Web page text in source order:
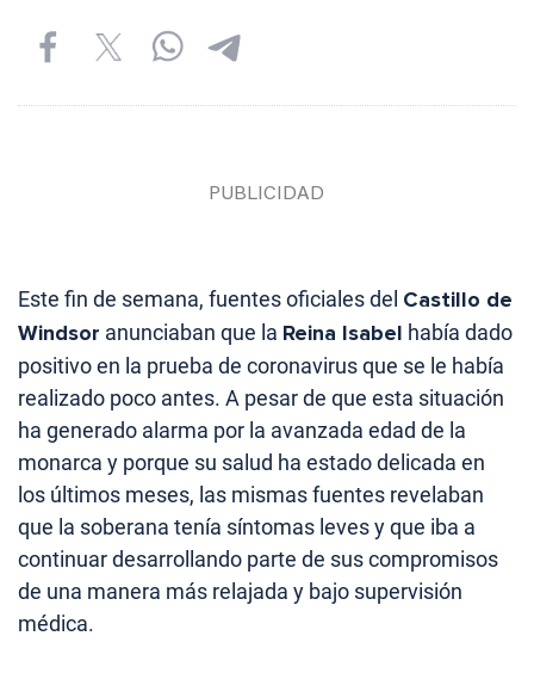
Este fin de semana, fuentes oficiales del Castillo de
Windsor anunciaban que la Reina Isabel había dado
positivo en la prueba de coronavirus que se le había
realizado poco antes. A pesar de que esta situación
ha generado alarma por la avanzada edad de la
monarca y porque su salud ha estado delicada en
los últimos meses, las mismas fuentes revelaban
que la soberana tenía síntomas leves y que iba a
continuar desarrollando parte de sus compromisos
de una manera más relajada y bajo supervisión
médica.